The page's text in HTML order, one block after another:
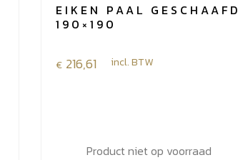
EIKEN PAAL GESCHAAFD
190×190
€ 216,61 incl. BTW
Product niet op voorraad